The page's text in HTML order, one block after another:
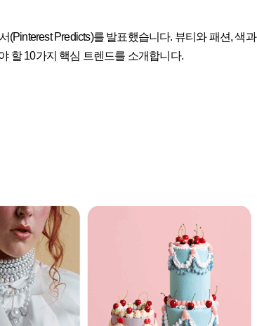
Predicts)를 발표했습니다. 뷰티와 패션, 색과
할 10가지 핵심 트렌드를 소개합니다.